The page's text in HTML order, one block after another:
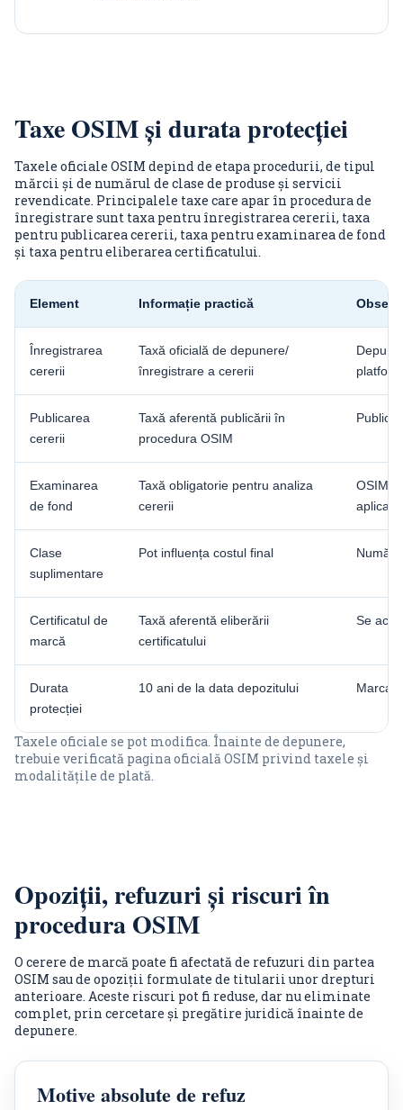
Taxe OSIM și durata protecției
Taxele oficiale OSIM depind de etapa procedurii, de tipul
mărcii și de numărul de clase de produse și servicii
revendicate. Principalele taxe care apar în procedura de
înregistrare sunt taxa pentru înregistrarea cererii, taxa
pentru publicarea cererii, taxa pentru examinarea de fond
și taxa pentru eliberarea certificatului.
Element Informație practică
Înregistrarea
cererii
Taxă oficială de depunere/
înregistrare a cererii
Publicarea
cererii
Taxă aferentă publicării în
procedura OSIM
Examinarea
de fond
Taxă obligatorie pentru analiza
cererii
OSIM
Clase
suplimentare
Pot influența costul final
Certificatul de
marcă
Taxă aferentă eliberării
certificatului
Se
Durata
protecției
10 ani de la data depozitului Marca
Taxele oficiale se pot modifica. Înainte de depunere,
trebuie verificată pagina oficială OSIM privind taxele și
modalitățile de plată.
Opoziții, refuzuri și riscuri în
procedura OSIM
O cerere de marcă poate fi afectată de refuzuri din partea
OSIM sau de opoziții formulate de titularii unor drepturi
anterioare. Aceste riscuri pot fi reduse, dar nu eliminate
complet, prin cercetare și pregătire juridică înainte de
depunere.
Motive absolute de refuz